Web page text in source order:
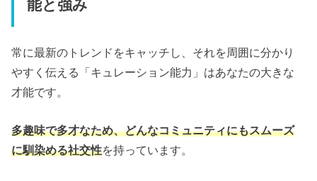
能と強み
常に最新のトレンドをキャッチし、それを周囲に分かり
やすく伝える「キュレーション能力」はあなたの大きな
才能です。
多趣味で多才なため、どんなコミュニティにもスムーズ
に馴染める社交性を持っています。